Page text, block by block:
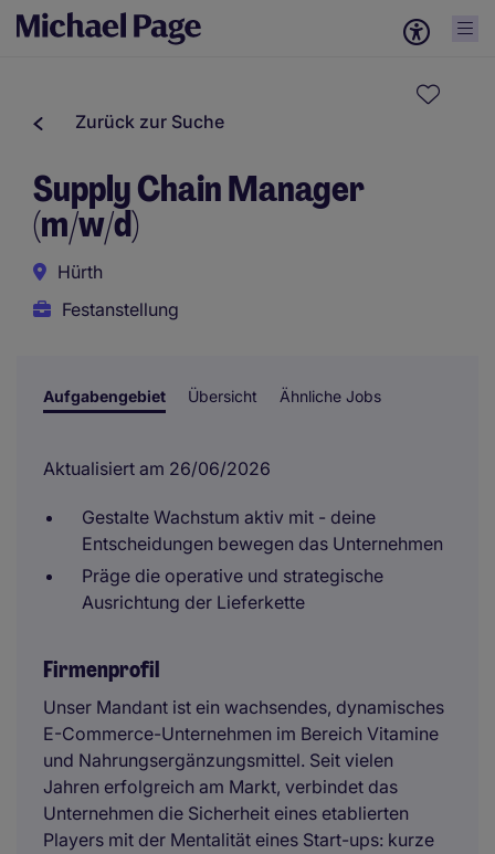
Zurück zur Suche
Supply Chain Manager
(m/w/d)
Hürth
Festanstellung
Aufgabengebiet Übersicht Ähnliche Jobs
Aktualisiert am 26/06/2026
Gestalte Wachstum aktiv mit - deine
Entscheidungen bewegen das Unternehmen
Präge die operative und strategische
Ausrichtung der Lieferkette
Firmenprofil
Unser Mandant ist ein wachsendes, dynamisches
E-Commerce-Unternehmen im Bereich Vitamine
und Nahrungsergänzungsmittel. Seit vielen
Jahren erfolgreich am Markt, verbindet das
Unternehmen die Sicherheit eines etablierten
Players mit der Mentalität eines Start-ups: kurze